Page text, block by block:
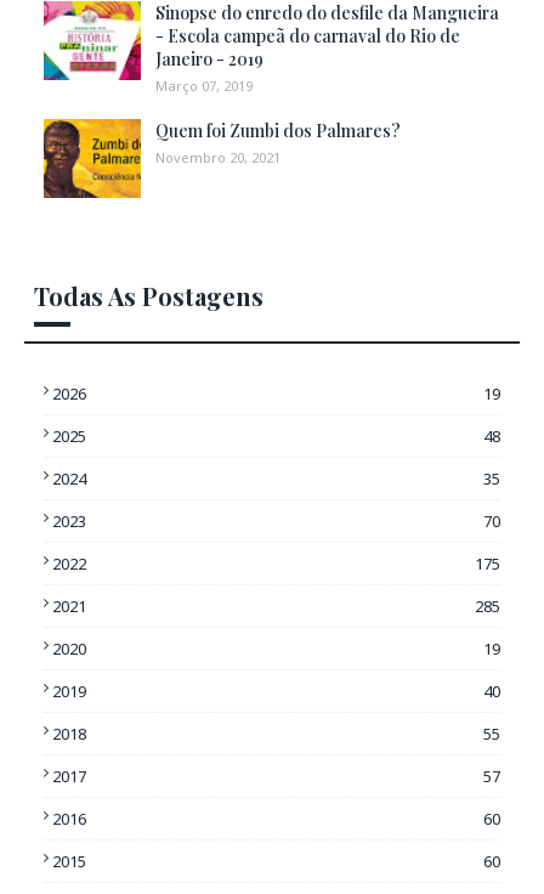
Sinopse do enredo do desfile da Mangueira
- Escola campeã do carnaval do Rio de
Janeiro - 2019
Março 07, 2019
Quem foi Zumbi dos Palmares?
Novembro 20, 2021
Todas As Postagens
2026
19
2025
48
2024
35
2023
70
2022
175
2021
285
2020
19
2019
40
2018
55
2017
57
2016
60
2015
60